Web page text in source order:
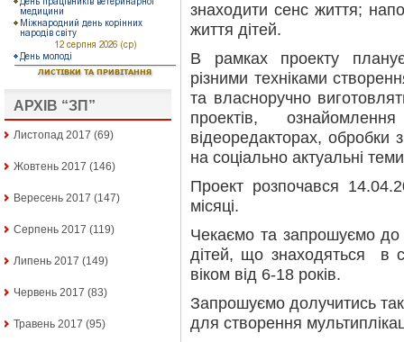
АРХІВ “ЗП”
Листопад 2017 (69)
Жовтень 2017 (146)
Вересень 2017 (147)
Серпень 2017 (119)
Липень 2017 (149)
Червень 2017 (83)
Травень 2017 (95)
знаходити сенс життя;
життя дітей.
В рамках проекту
різними техніками
та власноручно
проектів,
відеоредакторах, обробки
на соціально актуальні
Проект розпочався
місяці.
Чекаємо та запрошуємо
дітей, що знаходяться в
віком від 6-18 років.
Запрошуємо долучитись
для створення